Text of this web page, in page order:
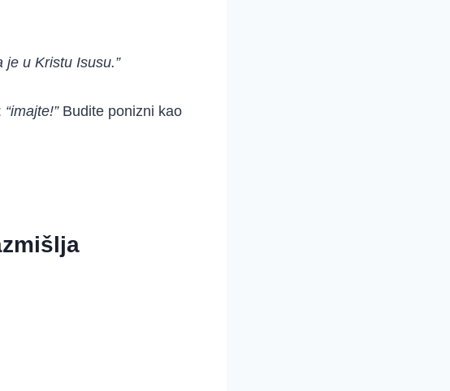
je u Kristu Isusu.”
“imajte!”Budite ponizni kao